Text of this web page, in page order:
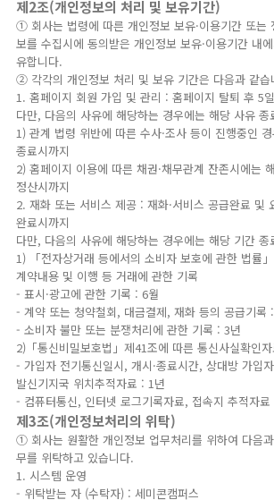
제2조(개인정보의 처리 및 보유기간)
① 회사는 법령에 따른 개인정보 보유·이용기간 또는
보를 수집시에 동의받은 개인정보 보유·이용기간 내
유합니다.
② 각각의 개인정보 처리 및 보유 기간은 다음과 같습
1. 홈페이지 회원 가입 및 관리 : 홈페이지 탈퇴 후 5
다만, 다음의 사유에 해당하는 경우에는 해당 사유 종
1) 관계 법령 위반에 따른 수사·조사 등이 진행중인
종료시까지
2) 홈페이지 이용에 따른 채권·채무관계 잔존시에는
정산시까지
2. 재화 또는 서비스 제공 : 재화·서비스 공급완료 및
완료시까지
다만, 다음의 사유에 해당하는 경우에는 해당 기간 종
1) 「전자상거래 등에서의 소비자 보호에 관한 법률
계약내용 및 이행 등 거래에 관한 기록
- 표시·광고에 관한 기록 : 6월
- 계약 또는 청약철회, 대금결제, 재화 등의 공급기록
- 소비자 불만 또는 분쟁처리에 관한 기록 : 3년
2)「통신비밀보호법」제41조에 따른 통신사실확인
- 가입자 전기통신일시, 개시·종료시간, 상대방 가입
발신기지국 위치추적자료 : 1년
- 컴퓨터통신, 인터넷 로그기록자료, 접속지 추적자
제3조(개인정보처리의 위탁)
① 회사는 원활한 개인정보 업무처리를 위하여 다음
무를 위탁하고 있습니다.
1. 시스템 운영
- 위탁받는 자 (수탁자) : 세미콘캠퍼스